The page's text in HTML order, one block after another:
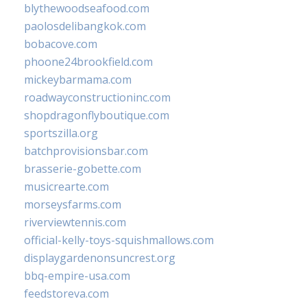
blythewoodseafood.com
paolosdelibangkok.com
bobacove.com
phoone24brookfield.com
mickeybarmama.com
roadwayconstructioninc.com
shopdragonflyboutique.com
sportszilla.org
batchprovisionsbar.com
brasserie-gobette.com
musicrearte.com
morseysfarms.com
riverviewtennis.com
official-kelly-toys-squishmallows.com
displaygardenonsuncrest.org
bbq-empire-usa.com
feedstoreva.com